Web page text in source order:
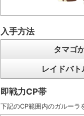
入手方法
タマゴ
レイドバ
即戦力CP帯
下記のCP範囲内のガルーラ